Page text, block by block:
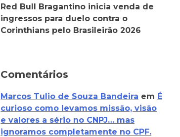
Red Bull Bragantino inicia venda de
ingressos para duelo contra o
Corinthians pelo Brasileirão 2026
Comentários
Marcos Tulio de Souza Bandeira em É
curioso como levamos missão, visão
e valores a sério no CNPJ… mas
ignoramos completamente no CPF.